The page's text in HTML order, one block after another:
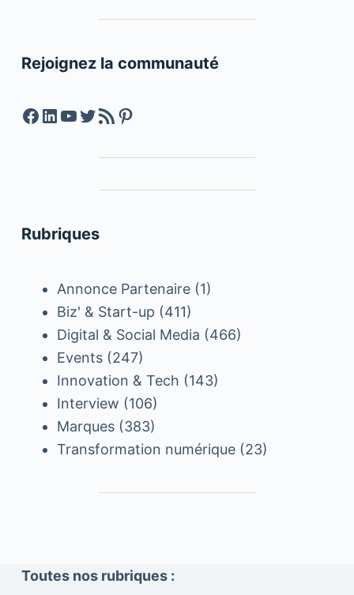
Rejoignez la communauté
Facebook
LinkedIn
YouTube
Twitter
Feed RSSPinterest
Rubriques
Annonce Partenaire(1)
Biz' & Start-up (411)
Digital & Social Media (466)
Events(247)
Innovation & Tech (143)
Interview (106)
Marques(383)
Transformation numérique(23)
Toutes nos rubriques :